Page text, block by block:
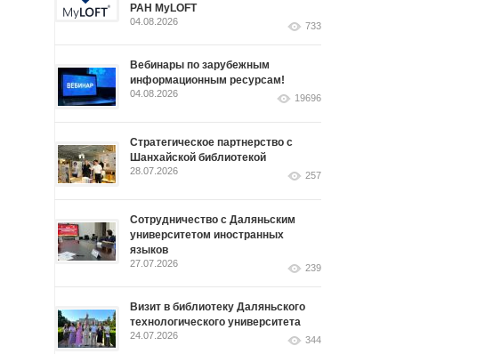
РАН MyLOFT
04.08.2026 733
Вебинары по зарубежным
информационным ресурсам!
04.08.2026 19696
Стратегическое партнерство с
Шанхайской библиотекой
28.07.2026 257
Сотрудничество с Даляньским
университетом иностранных
языков
27.07.2026 239
Визит в библиотеку Даляньского
технологического университета
24.07.2026 344